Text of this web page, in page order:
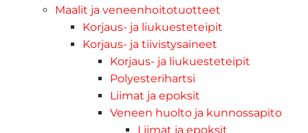
Maalit ja veneenhoitotuotteet
Korjaus- ja liukuesteteipit
Korjaus- ja tiivistysaineet
Korjaus- ja liukuesteteipit
Polyesterihartsi
Liimat ja epoksit
Veneen huolto ja kunnossapito
Liimat ja epoksit